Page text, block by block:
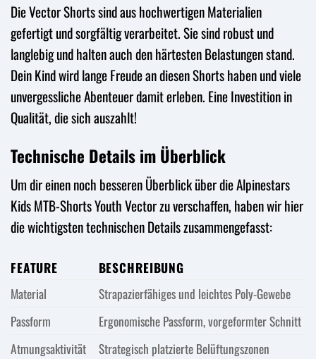
Die Vector Shorts sind aus hochwertigen Materialien
gefertigt und sorgfältig verarbeitet. Sie sind robust und
langlebig und halten auch den härtesten Belastungen stand.
Dein Kind wird lange Freude an diesen Shorts haben und viele
unvergessliche Abenteuer damit erleben. Eine Investition in
Qualität, die sich auszahlt!
Technische Details im Überblick
Um dir einen noch besseren Überblick über die Alpinestars
Kids MTB-Shorts Youth Vector zu verschaffen, haben wir hier
die wichtigsten technischen Details zusammengefasst:
FEATURE
BESCHREIBUNG
Material
Strapazierfähiges und leichtes Poly-Gewebe
Passform
Ergonomische Passform, vorgeformter Schnitt
Atmungsaktivität
Strategisch platzierte Belüftungszonen